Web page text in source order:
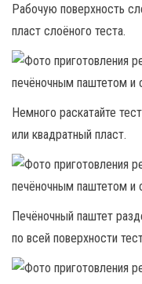
Рабочую поверхность
пласт слоёного теста.
Немного раскатайте
или квадратный пласт.
Печёночный паштет
по всей поверхности